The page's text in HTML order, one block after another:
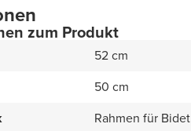
zum Produkt
52 cm
50 cm
Rahmen für Bidet